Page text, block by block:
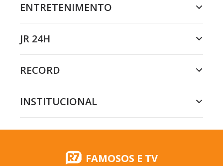
ENTRETENIMENTO
JR 24H
RECORD
INSTITUCIONAL
FAMOSOS E TV